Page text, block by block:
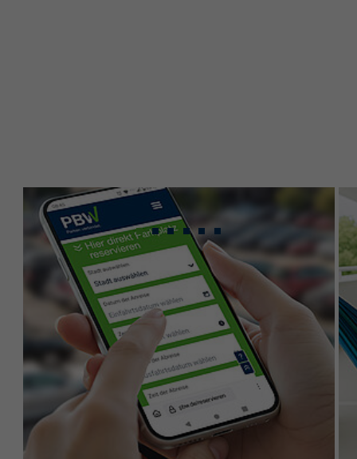
Gebündeltes Know-
how für maximale
Leistung.